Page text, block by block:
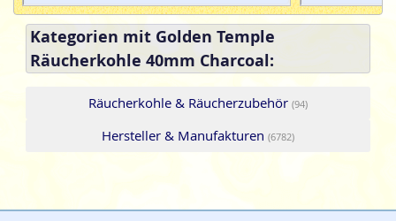
Kategorien mit Golden Temple
Räucherkohle 40mm Charcoal:
Räucherkohle & Räucherzubehör (94)
Hersteller & Manufakturen (6782)